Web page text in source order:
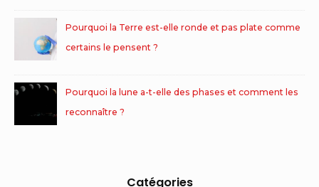
Pourquoi la Terre est-elle ronde et pas plate comme
certains le pensent ?
Pourquoi la lune a-t-elle des phases et comment les
reconnaître ?
Catégories